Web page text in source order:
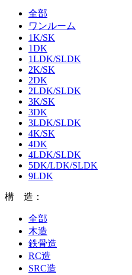
全部
ワンルーム
1K/SK
1DK
1LDK/SLDK
2K/SK
2DK
2LDK/SLDK
3K/SK
3DK
3LDK/SLDK
4K/SK
4DK
4LDK/SLDK
5DK/LDK/SLDK
9LDK
構 造：
全部
木造
鉄骨造
RC造
SRC造